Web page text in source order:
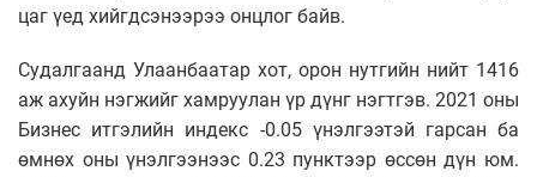
цаг үед хийгдсэнээрээ онцлог байв.
Судалгаанд Улаанбаатар хот, орон нутгийн нийт 1416
аж ахуйн нэгжийг хамруулан үр дүнг нэгтгэв. 2021 оны
Бизнес итгэлийн индекс -0.05 үнэлгээтэй гарсан ба
өмнөх оны үнэлгээнээс 0.23 пунктээр өссөн дүн юм.